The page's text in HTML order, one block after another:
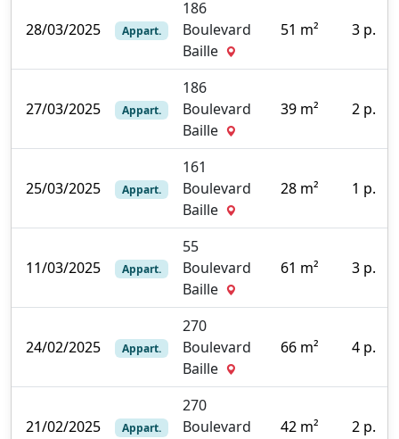
28/03/2025 Appart.
186
Boulevard
Baille
51 m² 3 p.
27/03/2025 Appart.
186
Boulevard
Baille
39 m² 2 p.
25/03/2025 Appart.
161
Boulevard
Baille
28 m² 1 p.
11/03/2025 Appart.
55
Boulevard
Baille
61 m² 3 p.
24/02/2025 Appart.
270
Boulevard
Baille
66 m² 4 p.
21/02/2025 Appart.
270
Boulevard
42 m² 2 p.